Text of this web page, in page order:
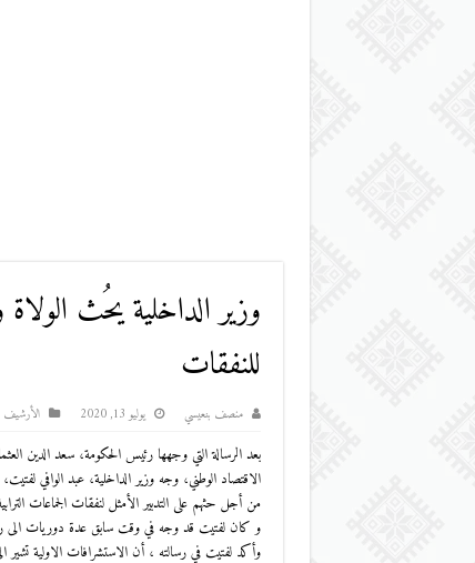
وزير الداخلية يحُث الولاة
للنفقات
منصف بنعيسي يوليو 13, 2020 اﻷرشيف
بعد الرسالة التي وجهها رئيس الحكومة، سعد الدين
الاقتصاد الوطني، وجه وزير الداخلية، عبد الوافي
من أجل حثهم على التدبير الأمثل لنفقات الجماعات الترابية
و كان لفتيت قد وجه في وقت سابق عدة دوريات الى